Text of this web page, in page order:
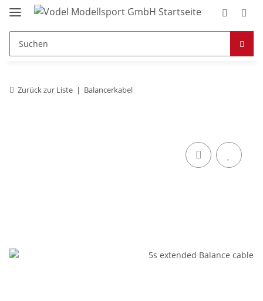
Zurück zur Liste Balancerkabel